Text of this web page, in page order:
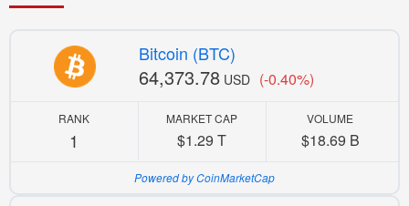
Bitcoin (BTC)
64,373.78 USD (-0.40%)
RANK
1
MARKET CAP
$1.29 T
VOLUME
$18.69 B
Powered by CoinMarketCap